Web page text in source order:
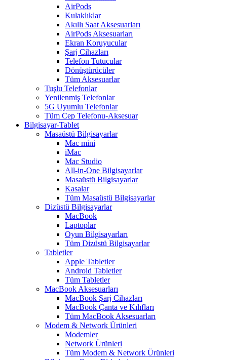
AirPods
Kulaklıklar
Akıllı Saat Aksesuarları
AirPods Aksesuarları
Ekran Koruyucular
Şarj Cihazları
Telefon Tutucular
Dönüştürücüler
Tüm Aksesuarlar
Tuşlu Telefonlar
Yenilenmiş Telefonlar
5G Uyumlu Telefonlar
Tüm Cep Telefonu-Aksesuar
Bilgisayar-Tablet
Masaüstü Bilgisayarlar
Mac mini
iMac
Mac Studio
All-in-One Bilgisayarlar
Masaüstü Bilgisayarlar
Kasalar
Tüm Masaüstü Bilgisayarlar
Dizüstü Bilgisayarlar
MacBook
Laptoplar
Oyun Bilgisayarları
Tüm Dizüstü Bilgisayarlar
Tabletler
Apple Tabletler
Android Tabletler
Tüm Tabletler
MacBook Aksesuarları
MacBook Şarj Cihazları
MacBook Çanta ve Kılıfları
Tüm MacBook Aksesuarları
Modem & Network Ürünleri
Modemler
Network Ürünleri
Tüm Modem & Network Ürünleri